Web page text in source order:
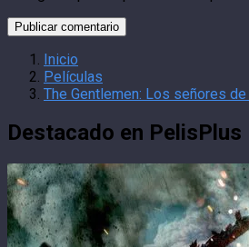
Inicio
Películas
The Gentlemen: Los señores
Destacado en PelisPlus